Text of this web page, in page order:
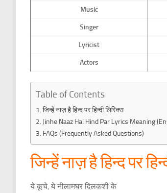
Music
Singer
Lyricist
Actors
Table of Contents
जिन्हें नाज़ है हिन्द पर हिन्दी लिरिक्स
Jinhe Naaz Hai Hind Par Lyrics Meaning
FAQs (Frequently Asked Questions)
जिन्हें नाज़ है हिन्द पर
ये कूचे, ये नीलामघर दिलकशी के